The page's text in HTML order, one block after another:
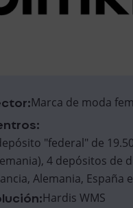
Marca de moda
"federal" de
4 depósitos de
Alemania, España
Hardis WMS